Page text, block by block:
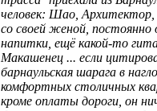
человек: Шао,
со своей женой,
напитки, ещё какой-то
Макашенец ... если
барнаульская шарага в
комфортных столичных
кроме оплаты дороги, он